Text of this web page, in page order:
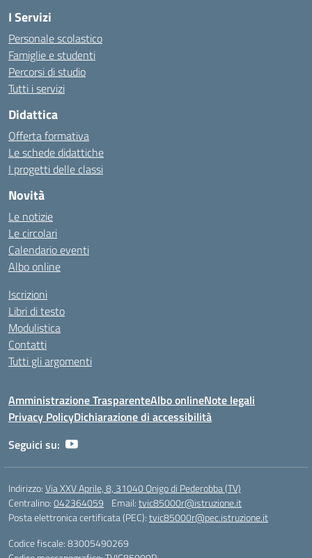
I Servizi
Personale scolastico
Famiglie e studenti
Percorsi di studio
Tutti i servizi
Didattica
Offerta formativa
Le schede didattiche
I progetti delle classi
Novità
Le notizie
Le circolari
Calendario eventi
Albo online
Iscrizioni
Libri di testo
Modulistica
Contatti
Tutti gli argomenti
Amministrazione TrasparenteAlbo onlineNote legali
Privacy PolicyDichiarazione di accessibilità
Seguici su:
Indirizzo:Via XXV Aprile, 8, 31040 Onigo di Pederobba (TV)
Centralino:042364059 Email:tvic85000r@istruzione.it
Posta elettronica certificata (PEC):tvic85000r@pec.istruzione.it
Codice fiscale: 83005490269